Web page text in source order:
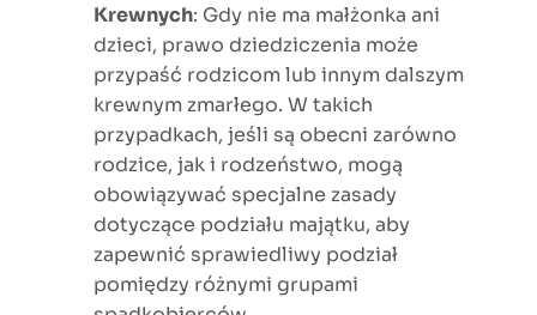
Krewnych: Gdy nie ma małżonka ani
dzieci, prawo dziedziczenia może
przypaść rodzicom lub innym dalszym
krewnym zmarłego. W takich
przypadkach, jeśli są obecni zarówno
rodzice, jak i rodzeństwo, mogą
obowiązywać specjalne zasady
dotyczące podziału majątku, aby
zapewnić sprawiedliwy podział
pomiędzy różnymi grupami